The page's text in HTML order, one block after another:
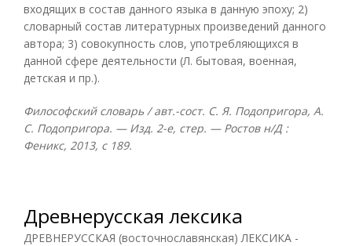
входящих в состав данного языка в данную эпоху; 2)
словарный состав литературных произведений данного
автора; 3) совокупность слов, употребляющихся в
данной сфере деятельности (Л. бытовая, военная,
детская и пр.).
Философский словарь / авт.-сост. С. Я. Подопригора, А.
С. Подопригора. — Изд. 2-е, стер. — Ростов н/Д :
Феникс, 2013, с 189.
Древнерусская лексика
ДРЕВНЕРУССКАЯ (восточнославянская) ЛЕКСИКА -